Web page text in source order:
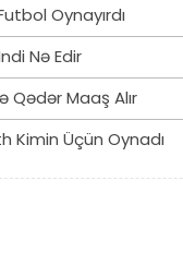
Oynayırdı
Nə Edir
Qədər Maaş Alır
Kimin Üçün Oynadı